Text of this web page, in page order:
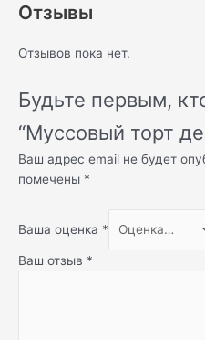
Отзывы
Отзывов пока нет.
Будьте первым,
“Муссовый торт
Ваш адрес email не будет
помечены *
Ваша оценка *
Ваш отзыв *